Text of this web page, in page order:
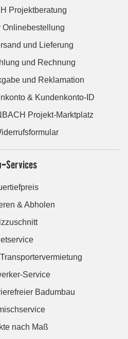
Projektberatung
Onlinebestellung
und Lieferung
und Rechnung
und Reklamation
& Kundenkonto-ID
Projekt-Marktplatz
Services
& Abholen
Service
Badumbau
nach Maß